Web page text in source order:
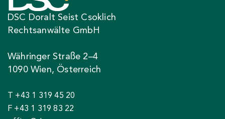
DSC Doralt Seist Csoklich
Rechtsanwälte GmbH
Währinger Straße 2–4
1090 Wien, Österreich
T +43 1 319 45 20
F +43 1 319 83 22